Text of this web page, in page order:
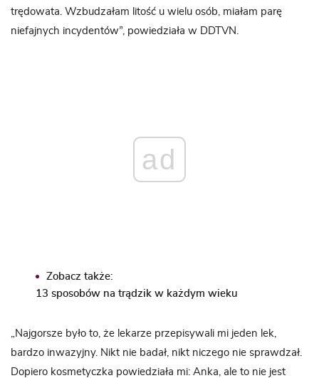
trędowata. Wzbudzałam litość u wielu osób, miałam parę
niefajnych incydentów”, powiedziała w DDTVN.
ad
Zobacz także:
13 sposobów na trądzik w każdym wieku
„Najgorsze było to, że lekarze przepisywali mi jeden lek,
bardzo inwazyjny. Nikt nie badał, nikt niczego nie sprawdzał.
Dopiero kosmetyczka powiedziała mi: Anka, ale to nie jest